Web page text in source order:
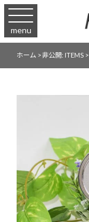
menu
ホーム>非公開: ITEMS>